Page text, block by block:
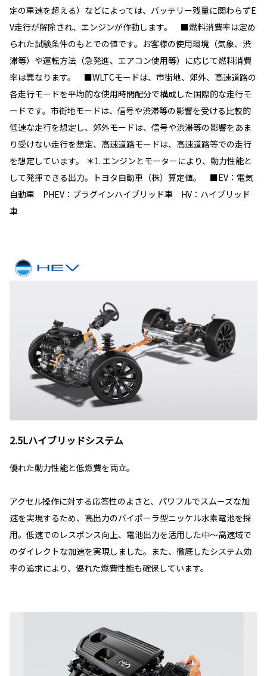
定の車速を超える）などによっては、バッテリー残量に関わらずE
V走行が解除され、エンジンが作動します。 ■燃料消費率は定め
られた試験条件のもとでの値です。お客様の使用環境（気象、渋
滞等）や運転方法（急発進、エアコン使用等）に応じて燃料消費
率は異なります。 ■WLTCモードは、市街地、郊外、高速道路の
各走行モードを平均的な使用時間配分で構成した国際的な走行モ
ードです。市街地モードは、信号や渋滞等の影響を受ける比較的
低速な走行を想定し、郊外モードは、信号や渋滞等の影響をあま
り受けない走行を想定、高速道路モードは、高速道路等での走行
を想定しています。 ＊1. エンジンとモーターにより、動力性能と
して発揮できる出力。トヨタ自動車（株）算定値。 ■EV：電気
自動車 PHEV：プラグインハイブリッド車 HV：ハイブリッド
車
2.5Lハイブリッドシステム
優れた動力性能と低燃費を両立。
アクセル操作に対する応答性のよさと、パワフルでスムーズな加
速を実現するため、高出力のバイポーラ型ニッケル水素電池を採
用。低速でのレスポンス向上、電池出力を活用した中～高速域で
のダイレクトな加速を実現しました。また、徹底したシステム効
率の追求により、優れた燃費性能も確保しています。